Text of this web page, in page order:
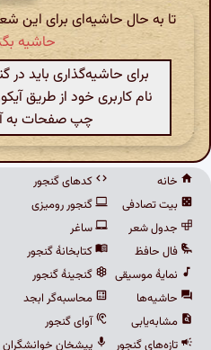
تا به حال حاشیه‌ای برای این
حاشیه
برای حاشیه‌گذاری باید در
نام کاربری خود از طریق
چپ صفحات به
خانه
بیت تصادفی
جدول شعر
فال حافظ
نمایهٔ موسیقی
حاشیه‌ها
مشابه‌یابی
تازه‌های گنجور
کدهای گنجور
گنجور رومیزی
ساغر
کتابخانهٔ گنجور
گنجینهٔ گنجور
محاسبه‌گر ابجد
آوای گنجور
پیشخان خوانشگران